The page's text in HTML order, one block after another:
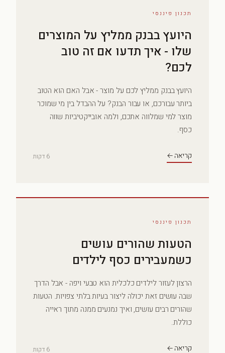
תכנון פיננסי
היועץ בבנק ממליץ על המוצרים
שלו - איך תדעו אם זה טוב
לכם?
היועץ בבנק ממליץ לכם על מוצר - אבל האם הוא הטוב
ביותר עבורכם, או עבור הבנק? על ההבדל בין מי שמוכר
מוצר למי שמלווה אתכם, ולמה אובייקטיביות שווה
כסף.
קריאה ← 6 דקות
תכנון פיננסי
הטעות שהורים עושים
כשמעבירים כסף לילדים
הרצון לעזור לילדים כלכלית הוא טבעי ויפה - אבל הדרך
שבה עושים זאת יכולה ליצור בעיות בלתי צפויות. הטעות
שהורים רבים עושים, ואיך נמנעים ממנה מתוך ראייה
כוללת.
קריאה ← 6 דקות